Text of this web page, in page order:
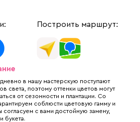
Построить маршрут:
в нашу мастерскую поступают
света, поэтому оттенки цветов могут
от сезонности и плантации. Со
соблюсти цветовую гамму и
согласуем с вами достойную замену,
букета.